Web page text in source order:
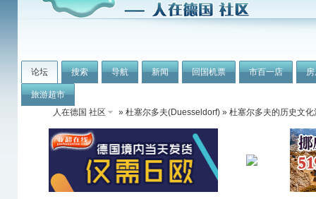
论坛 搜索 导航 新闻 回国机票 市百一店
旅游超市
人在德国 社区
» 杜塞尔多夫(Duesseldorf) » 杜塞尔多夫的历史文